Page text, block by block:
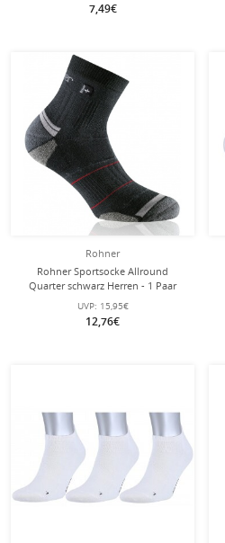
7,49€
Rohner
Rohner Sportsocke Allround
Quarter schwarz Herren - 1 Paar
UVP: 15,95€
12,76€